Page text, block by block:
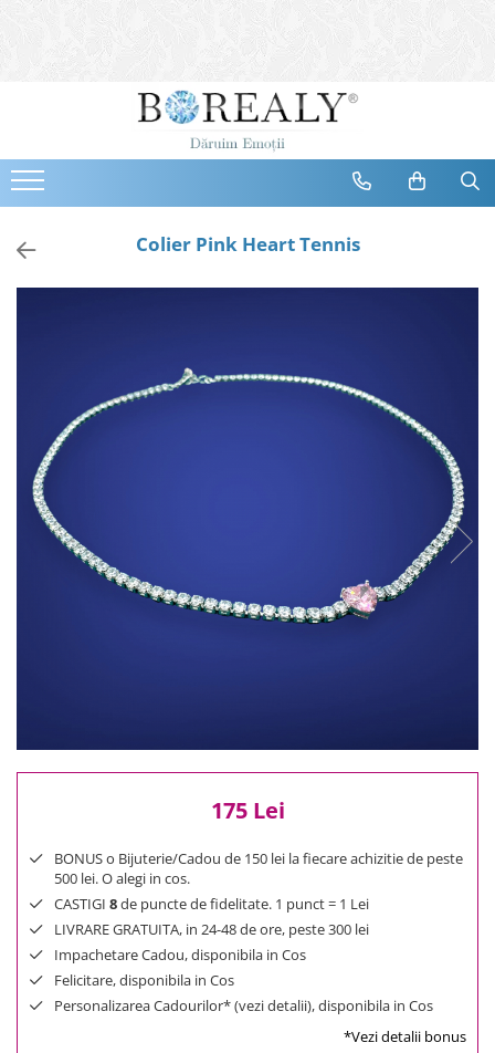
Bijuterii
Cercei
Bratari
Coliere
Bijuterii Femei
Bijuterii Copii
Bijuterii Mirese
Selectii
Reduceri
Cele mai noi
Cele mai vandute
Cele mai votate
200 Lei - 300 Lei
300 Lei - 500 Lei
Colier Pink Heart Tennis
175 Lei
BONUS o Bijuterie/Cadou de 150 lei la fiecare achizitie de peste
500 lei. O alegi in cos.
CASTIGI 8de puncte de fidelitate. 1 punct = 1 Lei
LIVRARE GRATUITA, in 24-48 de ore, peste 300 lei
Impachetare Cadou, disponibila in Cos
Felicitare, disponibila in Cos
Personalizarea Cadourilor* (vezi detalii), disponibila in Cos
*Vezi detalii bonus